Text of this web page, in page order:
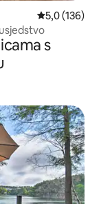
Prosječna
5,0 (136)
s